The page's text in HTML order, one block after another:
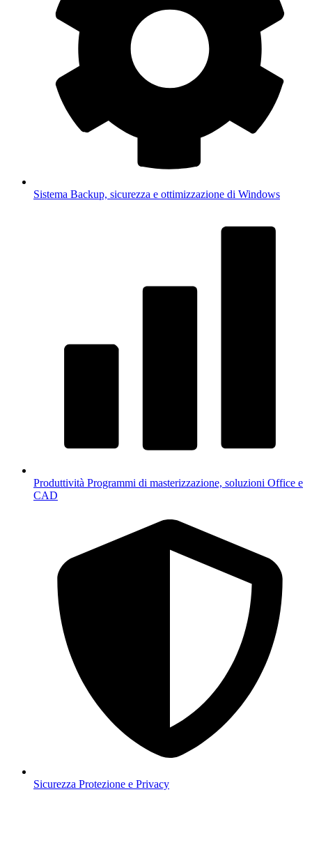
Sistema Backup, sicurezza e ottimizzazione di Windows
Produttività Programmi di masterizzazione, soluzioni Office e
CAD
Sicurezza Protezione e Privacy